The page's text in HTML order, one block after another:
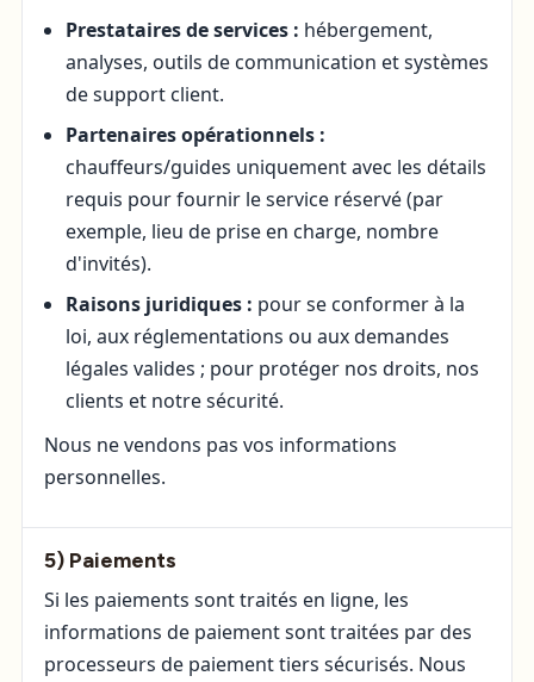
Prestataires de services : hébergement,
analyses, outils de communication et systèmes
de support client.
Partenaires opérationnels :
chauffeurs/guides uniquement avec les détails
requis pour fournir le service réservé (par
exemple, lieu de prise en charge, nombre
d'invités).
Raisons juridiques : pour se conformer à la
loi, aux réglementations ou aux demandes
légales valides ; pour protéger nos droits, nos
clients et notre sécurité.
Nous ne vendons pas vos informations
personnelles.
5) Paiements
Si les paiements sont traités en ligne, les
informations de paiement sont traitées par des
processeurs de paiement tiers sécurisés. Nous